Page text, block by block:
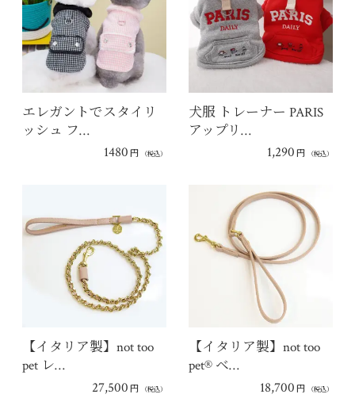
エレガントでスタイリ
ッシュ フ…
1480 円 （税込）
犬服 トレーナー PARIS
アップリ…
1,290 円 （税込）
【イタリア製】not too
pet レ…
27,500 円 （税込）
【イタリア製】not too
pet® ベ…
18,700 円 （税込）